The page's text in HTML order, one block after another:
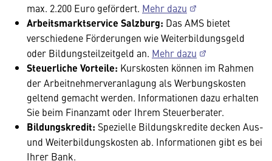
max. 2.200 Euro gefördert. Mehr dazu
Arbeitsmarktservice Salzburg: Das AMS bietet
verschiedene Förderungen wie Weiterbildungsgeld
oder Bildungsteilzeitgeld an. Mehr dazu
Steuerliche Vorteile: Kurskosten können im Rahmen
der Arbeitnehmerveranlagung als Werbungskosten
geltend gemacht werden. Informationen dazu erhalten
Sie beim Finanzamt oder Ihrem Steuerberater.
Bildungskredit: Spezielle Bildungskredite decken Aus-
und Weiterbildungskosten ab. Informationen gibt es bei
Ihrer Bank.